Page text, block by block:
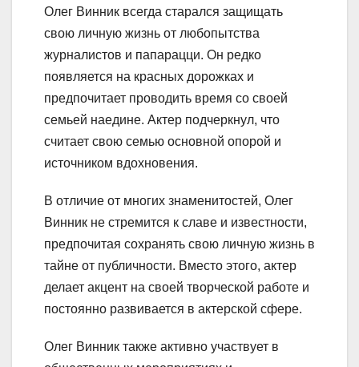
Олег Винник всегда старался защищать
свою личную жизнь от любопытства
журналистов и папарацци. Он редко
появляется на красных дорожках и
предпочитает проводить время со своей
семьей наедине. Актер подчеркнул, что
считает свою семью основной опорой и
источником вдохновения.
В отличие от многих знаменитостей, Олег
Винник не стремится к славе и известности,
предпочитая сохранять свою личную жизнь в
тайне от публичности. Вместо этого, актер
делает акцент на своей творческой работе и
постоянно развивается в актерской сфере.
Олег Винник также активно участвует в